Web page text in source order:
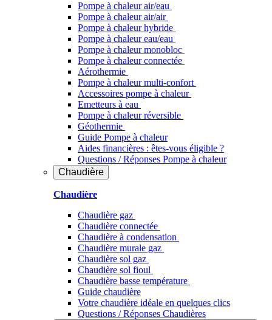
Pompe à chaleur air/eau
Pompe à chaleur air/air
Pompe à chaleur hybride
Pompe à chaleur​ eau/eau
Pompe à chaleur monobloc
Pompe à chaleur connectée
Aérothermie
Pompe à chaleur multi-confort
Accessoires pompe à chaleur
Emetteurs à eau
Pompe à chaleur réversible
Géothermie
Guide Pompe à chaleur
Aides financières : êtes-vous éligible ?
Questions / Réponses Pompe à chaleur
Chaudière
Chaudière
Chaudière gaz
Chaudière connectée
Chaudière à condensation
Chaudière murale gaz
Chaudière sol gaz
Chaudière sol fioul
Chaudière basse température
Guide chaudière
Votre chaudière idéale en quelques clics
Questions / Réponses Chaudières